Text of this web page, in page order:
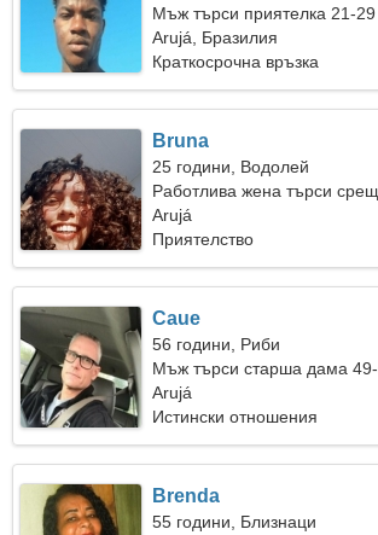
Мъж търси приятелка 21-29
Arujá, Бразилия
Краткосрочна връзка
Bruna
25 години, Водолей
Работлива жена търси
Arujá
Приятелство
Caue
56 години, Риби
Мъж търси старша дама 49-
Arujá
Истински отношения
Brenda
55 години, Близнаци